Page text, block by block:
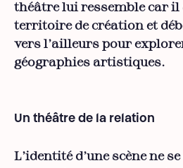
théâtre lui ressemble car il
territoire de création et
vers l’ailleurs pour
géographies artistiques.
Un théâtre de la relation
L’identité d’une scène ne